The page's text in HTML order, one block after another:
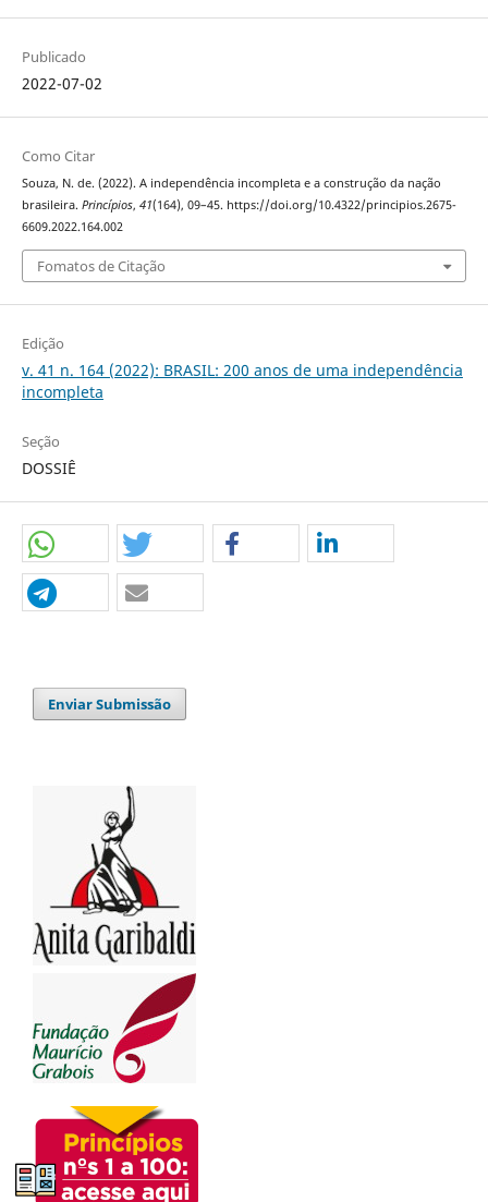
Publicado
2022-07-02
Como Citar
Souza, N. de. (2022). A independência incompleta e a construção da nação
brasileira. Princípios, 41(164), 09–45. https://doi.org/10.4322/principios.2675-
6609.2022.164.002
Fomatos de Citação
Edição
v. 41 n. 164 (2022): BRASIL: 200 anos de uma independência
incompleta
Seção
DOSSIÊ
Enviar Submissão